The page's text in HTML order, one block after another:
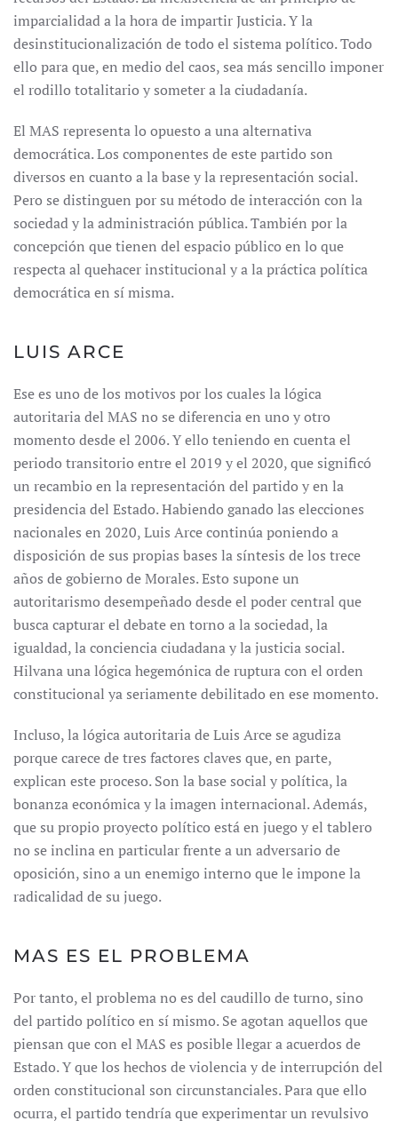
imparcialidad a la hora de impartir Justicia. Y la
desinstitucionalización de todo el sistema político. Todo
ello para que, en medio del caos, sea más sencillo imponer
el rodillo totalitario y someter a la ciudadanía.
El MAS representa lo opuesto a una alternativa
democrática. Los componentes de este partido son
diversos en cuanto a la base y la representación social.
Pero se distinguen por su método de interacción con la
sociedad y la administración pública. También por la
concepción que tienen del espacio público en lo que
respecta al quehacer institucional y a la práctica política
democrática en sí misma.
LUIS ARCE
Ese es uno de los motivos por los cuales la lógica
autoritaria del MAS no se diferencia en uno y otro
momento desde el 2006. Y ello teniendo en cuenta el
periodo transitorio entre el 2019 y el 2020, que significó
un recambio en la representación del partido y en la
presidencia del Estado. Habiendo ganado las elecciones
nacionales en 2020, Luis Arce continúa poniendo a
disposición de sus propias bases la síntesis de los trece
años de gobierno de Morales. Esto supone un
autoritarismo desempeñado desde el poder central que
busca capturar el debate en torno a la sociedad, la
igualdad, la conciencia ciudadana y la justicia social.
Hilvana una lógica hegemónica de ruptura con el orden
constitucional ya seriamente debilitado en ese momento.
Incluso, la lógica autoritaria de Luis Arce se agudiza
porque carece de tres factores claves que, en parte,
explican este proceso. Son la base social y política, la
bonanza económica y la imagen internacional. Además,
que su propio proyecto político está en juego y el tablero
no se inclina en particular frente a un adversario de
oposición, sino a un enemigo interno que le impone la
radicalidad de su juego.
MAS ES EL PROBLEMA
Por tanto, el problema no es del caudillo de turno, sino
del partido político en sí mismo. Se agotan aquellos que
piensan que con el MAS es posible llegar a acuerdos de
Estado. Y que los hechos de violencia y de interrupción del
orden constitucional son circunstanciales. Para que ello
ocurra, el partido tendría que experimentar un revulsivo